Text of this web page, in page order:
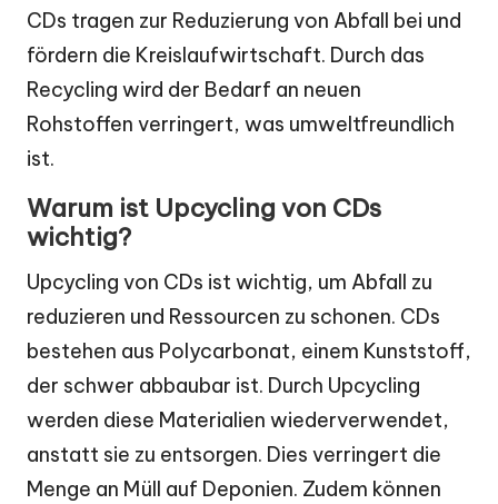
CDs tragen zur Reduzierung von Abfall bei und
fördern die Kreislaufwirtschaft. Durch das
Recycling wird der Bedarf an neuen
Rohstoffen verringert, was umweltfreundlich
ist.
Warum ist Upcycling von CDs
wichtig?
Upcycling von CDs ist wichtig, um Abfall zu
reduzieren und Ressourcen zu schonen. CDs
bestehen aus Polycarbonat, einem Kunststoff,
der schwer abbaubar ist. Durch Upcycling
werden diese Materialien wiederverwendet,
anstatt sie zu entsorgen. Dies verringert die
Menge an Müll auf Deponien. Zudem können